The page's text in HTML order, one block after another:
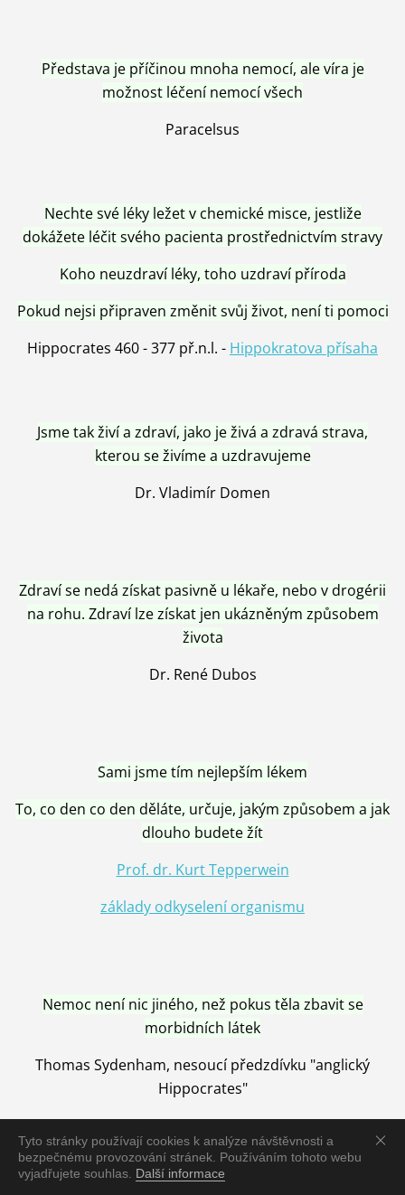
Tyto stránky používají cookies k analýze návštěvnosti a
bezpečnému provozování stránek. Používáním tohoto webu
vyjadřujete souhlas. Další informace
Představa je příčinou mnoha nemocí, ale víra je
možnost léčení nemocí všech
Paracelsus
Nechte své léky ležet v chemické misce, jestliže
dokážete léčit svého pacienta prostřednictvím stravy
Koho neuzdraví léky, toho uzdraví příroda
Pokud nejsi připraven změnit svůj život, není ti pomoci
Hippocrates 460 - 377 př.n.l. - Hippokratova přísaha
Jsme tak živí a zdraví, jako je živá a zdravá strava,
kterou se živíme a uzdravujeme
Dr. Vladimír Domen
Zdraví se nedá získat pasivně u lékaře, nebo v drogérii
na rohu. Zdraví lze získat jen ukázněným způsobem
života
Dr. René Dubos
Sami jsme tím nejlepším lékem
To, co den co den děláte, určuje, jakým způsobem a jak
dlouho budete žít
Prof. dr. Kurt Tepperwein
základy odkyselení organismu
Nemoc není nic jiného, než pokus těla zbavit se
morbidních látek
Thomas Sydenham, nesoucí předzdívku "anglický
Hippocrates"
Nemoc je vyléčena jen pomocí Přírody, neutralizací a